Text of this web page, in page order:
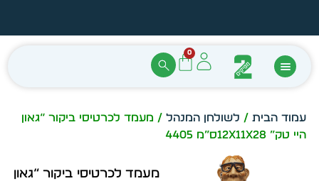
0
עמוד הבית / לשולחן המנהל / מעמד לכרטיסי ביקור “גאון
היי טק” 12x11x28ס”מ 4405
מעמד לכרטיסי ביקור “גאון